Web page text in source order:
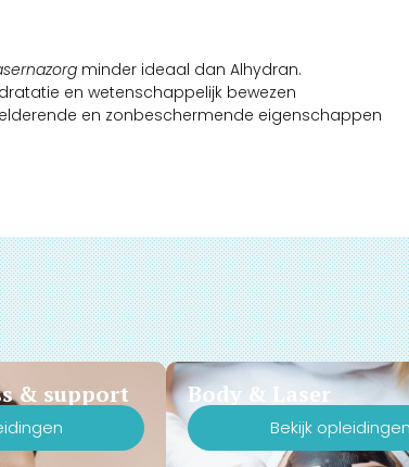
minder ideaal dan Alhydran.
en wetenschappelijk bewezen
en zonbeschermende eigenschappen
& support Body & Laser
Bekijk